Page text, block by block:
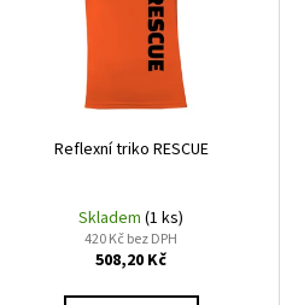
Reflexní triko RESCUE
Skladem(1 ks)
420 Kč bez DPH
508,20 Kč